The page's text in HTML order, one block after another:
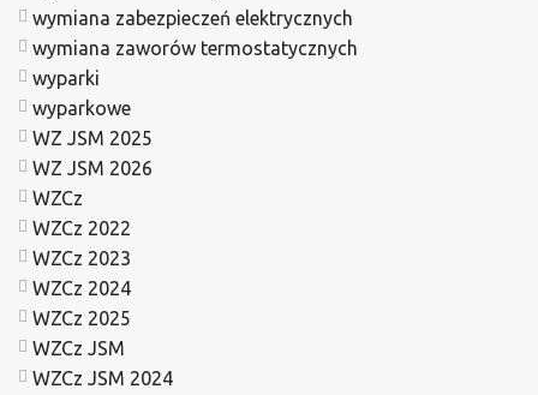
wymiana zabezpieczeń elektrycznych
wymiana zaworów termostatycznych
wyparki
wyparkowe
WZ JSM 2025
WZ JSM 2026
WZCz
WZCz 2022
WZCz 2023
WZCz 2024
WZCz 2025
WZCz JSM
WZCz JSM 2024